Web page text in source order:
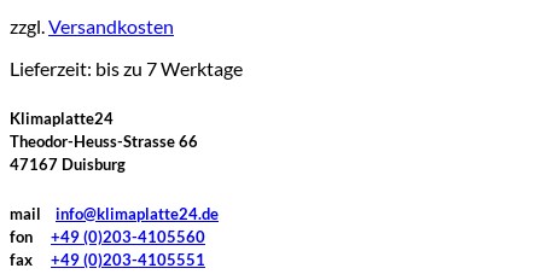
mehrere
auf.
Optionen
können
auf
Produktseite
gewählt
werden
zzgl.Versandkosten
Lieferzeit: bis zu 7 Werktage
Klimaplatte24
Theodor-Heuss-Strasse 66
47167 Duisburg
mail info@klimaplatte24.de
fon +49 (0)203-4105560
fax +49 (0)203-4105551